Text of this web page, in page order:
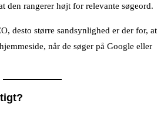
den rangerer højt for relevante søgeord.
desto større sandsynlighed er der for, at
når de søger på Google eller